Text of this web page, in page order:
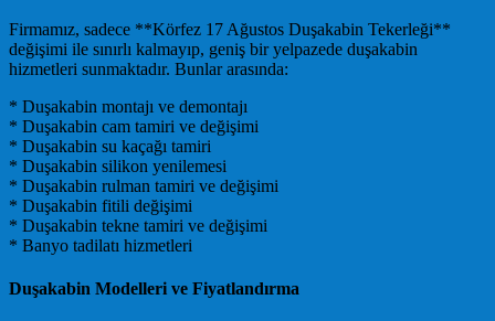
Firmamız, sadece **Körfez 17 Ağustos Duşakabin Tekerleği**
değişimi ile sınırlı kalmayıp, geniş bir yelpazede duşakabin
hizmetleri sunmaktadır. Bunlar arasında:
* Duşakabin montajı ve demontajı
* Duşakabin cam tamiri ve değişimi
* Duşakabin su kaçağı tamiri
* Duşakabin silikon yenilemesi
* Duşakabin rulman tamiri ve değişimi
* Duşakabin fitili değişimi
* Duşakabin tekne tamiri ve değişimi
* Banyo tadilatı hizmetleri
Duşakabin Modelleri ve Fiyatlandırma